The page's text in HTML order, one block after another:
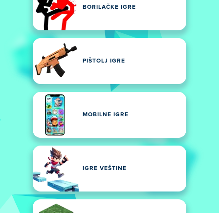
BORILAČKE IGRE
PIŠTOLJ IGRE
MOBILNE IGRE
IGRE VEŠTINE